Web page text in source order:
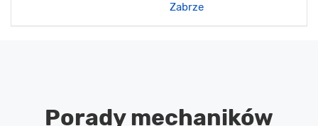
Zabrze
Porady mechaników